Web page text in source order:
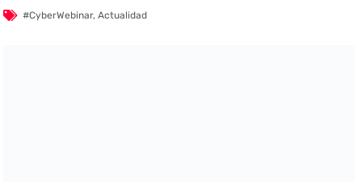
#CyberWebinar,Actualidad